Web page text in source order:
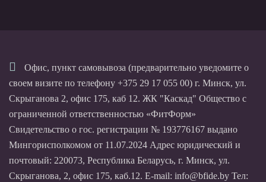
Офис, пункт самовывоза (предварительно уведомите о
своем визите по телефону +375 29 17 055 00) г. Минск, ул.
Скрыганова 2, офис 175, каб 12. ЖК "Каскад" Общество с
ограниченной ответственностью «ФитФорм»
Свидетельство о гос. регистрации № 193776167 выдано
Мингорисполкомом от 11.07.2024 Адрес юридический и
почтовый: 220073, Республика Беларусь, г. Минск, ул.
Скрыганова, 2, офис 175, каб.12. E-mail: info@bfide.by Тел: